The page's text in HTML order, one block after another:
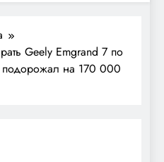
Geely Emgrand 7 по
на 170 000